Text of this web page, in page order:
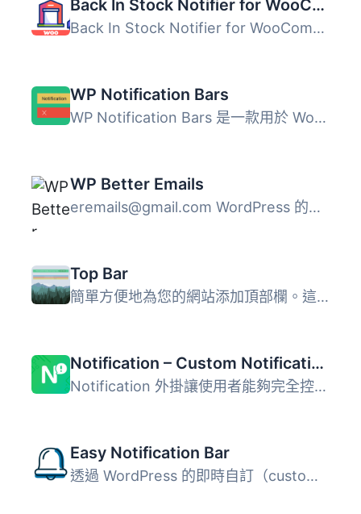
Back In Stock Notifier for WooCommerce | WooCommerce Waitlist Pro
Back In Stock Notifier for WooCommerce 是一款專為 WooComm...
WP Notification Bars
WP Notification Bars 是一款用於 WordPress 的自訂通知和警...
WP Better Emails
eremails@gmail.com WordPress 的所有郵件（失去密碼，通知...
Top Bar
簡單方便地為您的網站添加頂部欄。這款外掛會在您的網站頂部...
Notification – Custom Notifications and Alerts for WordPress
Notification 外掛讓使用者能夠完全控制 WordPress 的通知系...
Easy Notification Bar
透過 WordPress 的即時自訂（customizer）功能，輕鬆地在您的...